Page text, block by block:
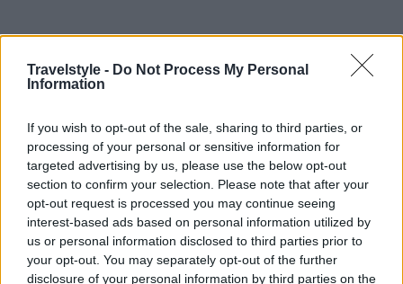
Travelstyle - Do Not Process My Personal
Information
If you wish to opt-out of the sale, sharing to third parties, or
processing of your personal or sensitive information for
targeted advertising by us, please use the below opt-out
section to confirm your selection. Please note that after your
opt-out request is processed you may continue seeing
interest-based ads based on personal information utilized by
us or personal information disclosed to third parties prior to
your opt-out. You may separately opt-out of the further
disclosure of your personal information by third parties on the